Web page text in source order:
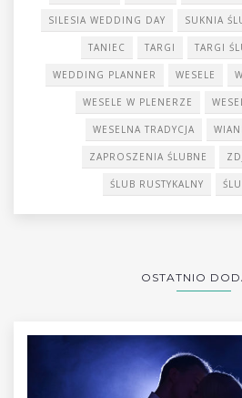
SILESIA WEDDING DAY SUKNIA
TANIEC TARGI TARGI
WEDDING PLANNER WESELE
WESELE W PLENERZE
WESELNA TRADYCJA
ZAPROSZENIA ŚLUBNE
ŚLUB RUSTYKALNY
OSTATNIO